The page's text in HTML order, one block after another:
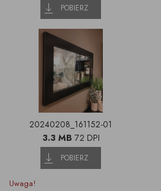
POBIERZ
20240208_161152-01
3.3 MB 72 DPI
POBIERZ
Uwaga!